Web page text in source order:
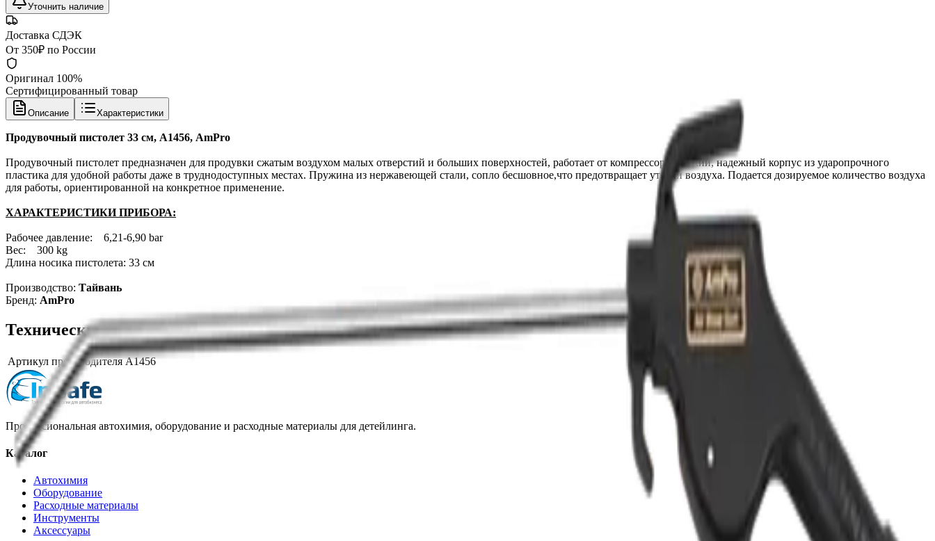
Уточнить наличие
Доставка СДЭК
От 350₽ по России
Оригинал 100%
Сертифицированный товар
Описание Характеристики
Продувочный пистолет 33 см, А1456, AmPro
Продувочный пистолет предназначен для продувки сжатым воздухом малых отверстий и больших поверхностей, работает от компрессора. Легкий, надежный корпус из ударопрочного
пластика для удобной работы даже в труднодоступных местах. Пружина из нержавеющей стали, сопло бесшовное,что предотвращает утечки воздуха. Подается дозируемое количество воздуха
для работы, ориентированной на конкретное применение.
ХАРАКТЕРИСТИКИ ПРИБОРА:
Рабочее давление: 6,21-6,90 bar
Вес: 300 kg
Длина носика пистолета: 33 см
Производство: Тайвань
Бренд: AmPro
Технические характеристики
Артикул производителя A1456
Профессиональная автохимия, оборудование и расходные материалы для детейлинга.
Каталог
Автохимия
Оборудование
Расходные материалы
Инструменты
Аксессуары